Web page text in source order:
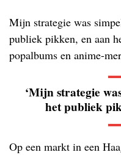
Mijn strategie was
publiek pikken, en aan
popalbums en anime-
‘Mijn strategie
het publiek
Op een markt in een